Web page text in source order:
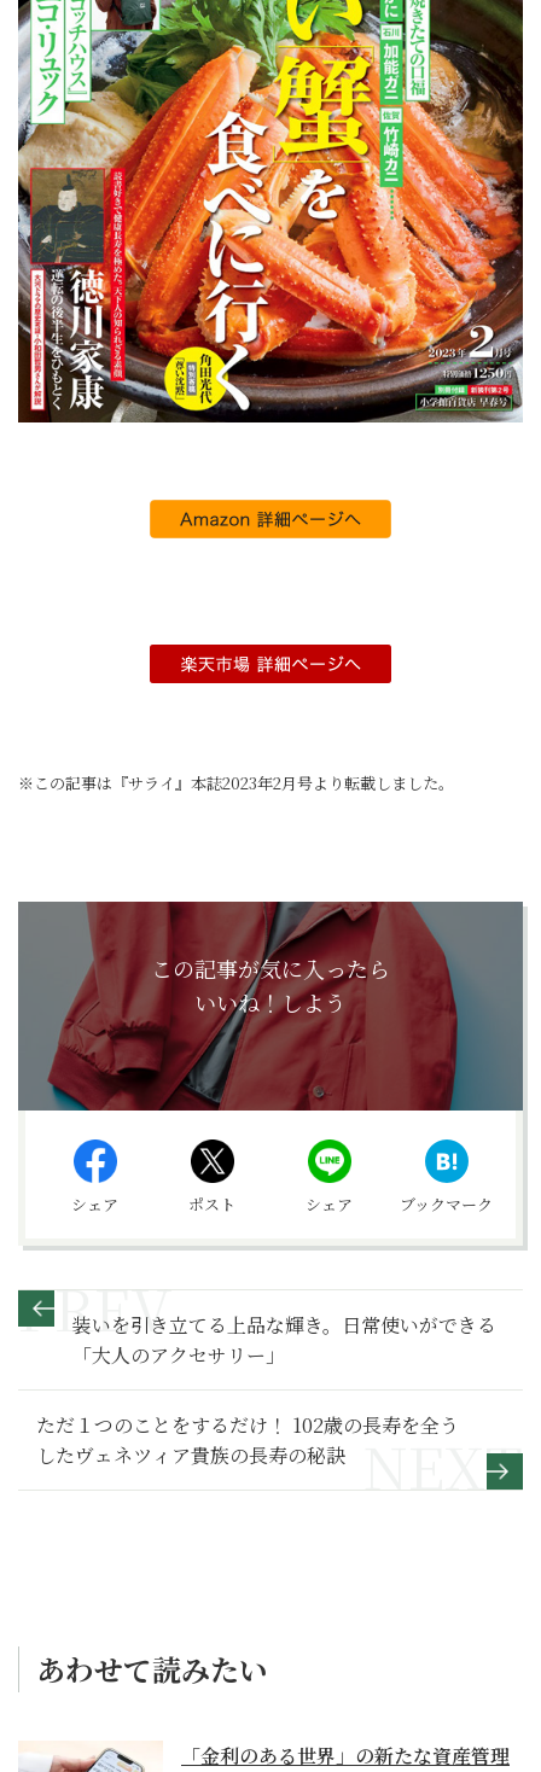
※この記事は『サライ』本誌2023年2月号より転載しました。
この記事が気に入ったら
いいね！しよう
シェア ポスト シェア ブックマーク
装いを引き立てる上品な輝き。日常使いができる
「大人のアクセサリー」
ただ１つのことをするだけ！ 102歳の長寿を全う
したヴェネツィア貴族の長寿の秘訣
あわせて読みたい
「金利のある世界」の新たな資産管理